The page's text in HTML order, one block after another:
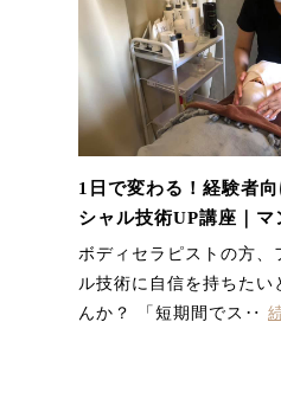
1日で変わる！経験者向
シャル技術UP講座｜マ
指導で課題解決（下北
A）
ボディセラピストの方、
ル技術に自信を持ちたい
んか？ 「短期間でス‥